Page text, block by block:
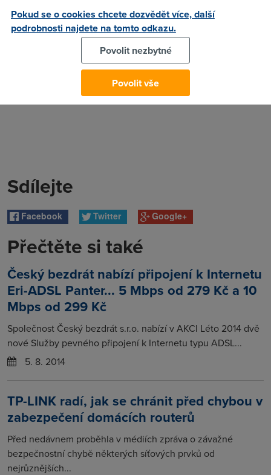
Sdílejte
Facebook Twitter Google+
Přečtěte si také
Český bezdrát nabízí připojení k Internetu
Eri-ADSL Panter... 5 Mbps od 279 Kč a 10
Mbps od 299 Kč
Společnost Český bezdrát s.r.o. nabízí v AKCI Léto 2014 dvě
nové Služby pevného připojení k Internetu typu ADSL...
5. 8. 2014
TP-LINK radí, jak se chránit před chybou v
zabezpečení domácích routerů
Před nedávnem proběhla v médiích zpráva o závažné
bezpečnostní chybě některých síťových prvků od
nejrůznějších...
Pokud se o cookies chcete dozvědět více, další
podrobnosti najdete na tomto odkazu.
Povolit nezbytné
Povolit vše